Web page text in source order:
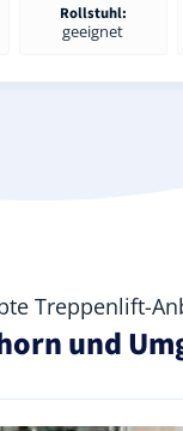
Rollstuhl:
geeignet
Treppenlift-
und